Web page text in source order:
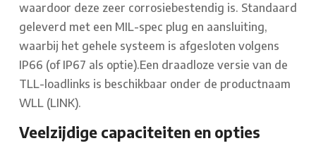
waardoor deze zeer corrosiebestendig is. Standaard
geleverd met een MIL-spec plug en aansluiting,
waarbij het gehele systeem is afgesloten volgens
IP66 (of IP67 als optie).Een draadloze versie van de
TLL-loadlinks is beschikbaar onder de productnaam
WLL (LINK).
Veelzijdige capaciteiten en opties